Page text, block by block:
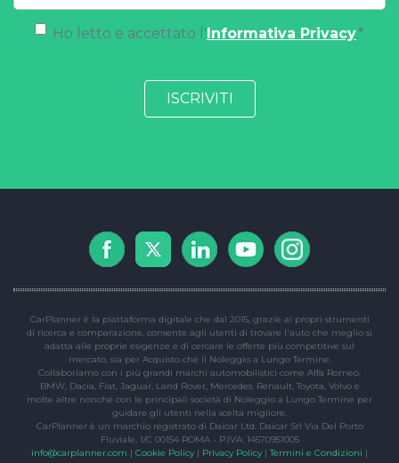
Ho letto e accettato l' Informativa Privacy.*
CarPlanner è la piattaforma digitale che dal 2015, grazie ai propri strumenti
di ricerca e comparazione, consente agli utenti di trovare l'auto che meglio si
adatta alle proprie esigenze e di cercare le offerte più competitive sul
mercato, sia per Acquisto che il Noleggio a Lungo Termine.
Collaboriamo con i più grandi marchi automobilistici come Alfa Romeo,
BMW, Dacia, Fiat, Jaguar, Land Rover, Mercedes, Renault, Toyota, Volvo e
molte altre nonché con le principali società di Noleggio a Lungo Termine per
guidare gli utenti nella scelta migliore.
CarPlanner è un marchio registrato di Daicar Ltd. Daicar Srl Via Del Porto
Fluviale, 1/C 00154 ROMA - P.IVA: 14570951005
info@carplanner.com | Cookie Policy| Privacy Policy|Termini e Condizioni |